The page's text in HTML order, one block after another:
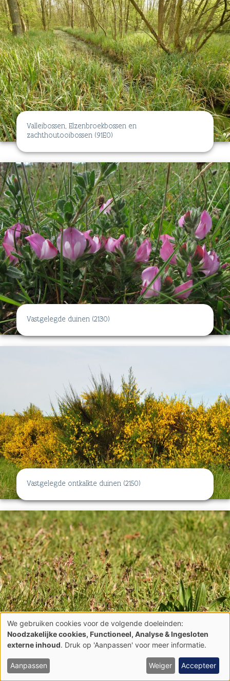
Valleibossen, Elzenbroekbossen en
zachthoutooibossen (91E0)
Vastgelegde duinen (2130)
Vastgelegde ontkalkte duinen (2150)
Veldbies-Beukenbossen (9110)
Gebruik
van
persoonsgegevens
cookies
We gebruiken cookies voor de volgende doeleinden:
Noodzakelijke cookies, Functioneel, Analyse & Ingesloten
externe inhoud. Druk op 'Aanpassen' voor meer informatie.
Aanpassen Weiger Accepteer